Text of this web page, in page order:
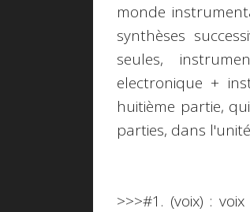
monde
synthèses
seules,
electronique +
huitième partie,
parties, dans
>>>#1. (voix) :